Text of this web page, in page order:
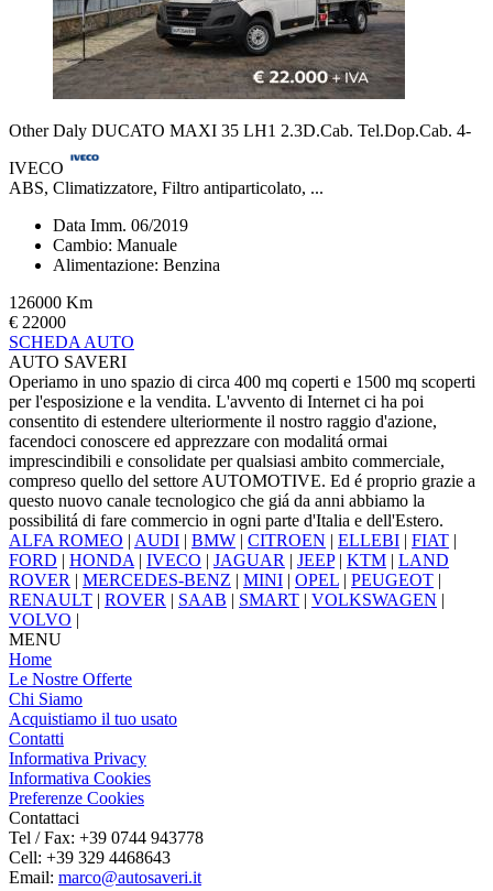
Other Daly DUCATO MAXI 35 LH1 2.3D.Cab. Tel.Dop.Cab. 4-
IVECO
ABS, Climatizzatore, Filtro antiparticolato, ...
Data Imm. 06/2019
Cambio: Manuale
Alimentazione: Benzina
126000 Km
€ 22000
SCHEDA AUTO
AUTO SAVERI
Operiamo in uno spazio di circa 400 mq coperti e 1500 mq scoperti
per l'esposizione e la vendita. L'avvento di Internet ci ha poi
consentito di estendere ulteriormente il nostro raggio d'azione,
facendoci conoscere ed apprezzare con modalitá ormai
imprescindibili e consolidate per qualsiasi ambito commerciale,
compreso quello del settore AUTOMOTIVE. Ed é proprio grazie a
questo nuovo canale tecnologico che giá da anni abbiamo la
possibilitá di fare commercio in ogni parte d'Italia e dell'Estero.
ALFA ROMEO | AUDI | BMW | CITROEN | ELLEBI | FIAT |
FORD | HONDA | IVECO | JAGUAR | JEEP| KTM | LAND
ROVER | MERCEDES-BENZ | MINI | OPEL | PEUGEOT |
RENAULT | ROVER | SAAB | SMART | VOLKSWAGEN |
VOLVO |
MENU
Home
Le Nostre Offerte
Chi Siamo
Acquistiamo il tuo usato
Contatti
Informativa Privacy
Informativa Cookies
Preferenze Cookies
Contattaci
Tel / Fax: +39 0744 943778
Cell: +39 329 4468643
Email: marco@autosaveri.it